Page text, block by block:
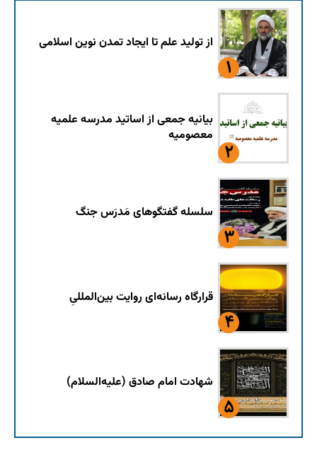
از تولید علم تا ایجاد تمدن نوین اسلامی
بیانیه جمعی از اساتید مدرسه علمیه
معصومیه
سلسله گفتگوهای مَدرَس جنگ
قرارگاه رسانه‌ای روایت بین‌المللیِ
شهادت امام صادق (علیه‌السلام)